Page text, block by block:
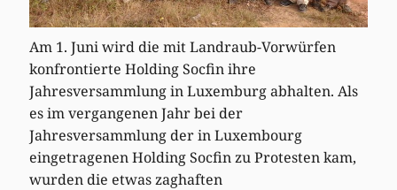
Am 1. Juni wird die mit Landraub-Vorwürfen
konfrontierte Holding Socfin ihre
Jahresversammlung in Luxemburg abhalten. Als
es im vergangenen Jahr bei der
Jahresversammlung der in Luxembourg
eingetragenen Holding Socfin zu Protesten kam,
wurden die etwas zaghaften